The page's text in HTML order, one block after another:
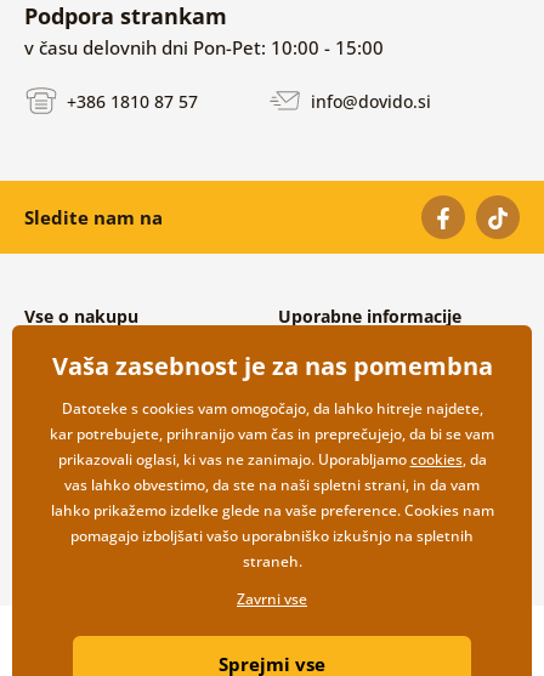
Podpora strankam
v času delovnih dni Pon-Pet: 10:00 - 15:00
+386 1810 87 57 info@dovido.si
Sledite nam na
Vse o nakupu
Splošni in reklamacijski pogoji
Varovanje osebnih podatkov
Možnosti dostave in plačila
Vračilo blaga
Uporabne informacije
Pogosto zastavljena vprašanja
Kontakti
Veleprodaja
Copyright ©2019 © Dovido.si.
Litvanyi.sk| Spletno trgovino je ustvaril
Vaša zasebnost je za nas pomembna
Datoteke s cookies vam omogočajo, da lahko hitreje najdete,
kar potrebujete, prihranijo vam čas in preprečujejo, da bi se vam
prikazovali oglasi, ki vas ne zanimajo. Uporabljamocookies, da
vas lahko obvestimo, da ste na naši spletni strani, in da vam
lahko prikažemo izdelke glede na vaše preference. Cookies nam
pomagajo izboljšati vašo uporabniško izkušnjo na spletnih
straneh.
Zavrni vse
Sprejmi vse